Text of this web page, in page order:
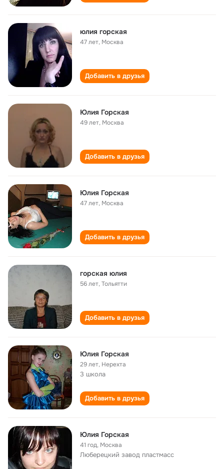
юлия горская
47 лет, Москва
Добавить в друзья
Юлия Горская
49 лет, Москва
Добавить в друзья
Юлия Горская
47 лет, Москва
Добавить в друзья
горская юлия
56 лет,Тольятти
Добавить в друзья
Юлия Горская
29 лет, Нерехта
3 школа
Добавить в друзья
Юлия Горская
41 год, Москва
Люберецкий завод пластмасс